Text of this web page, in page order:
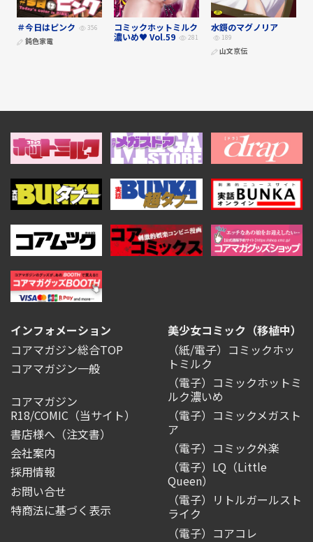
＃今日はピンク 356
鈍色家電
コミックホットミルク
濃いめ♥ Vol.59
281
水鏡のマグノリア
189
山文京伝
インフォメーション
コアマガジン総合TOP
コアマガジン一般
コアマガジン
R18/COMIC （当サイト）
書店様へ（注文書）
会社案内
採用情報
お問い合せ
特商法に基づく表示
美少女コミック（移植中）
（紙/電子）コミックホッ
トミルク
（電子）コミックホットミ
ルク濃いめ
（電子）コミックメガスト
ア
（電子）コミック外楽
（電子）LQ（Little
Queen）
（電子）リトルガールスト
ライク
（電子）コアコレ